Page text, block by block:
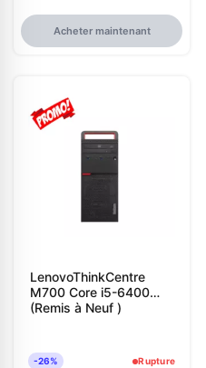
Acheter maintenant
LenovoThinkCentre
M700 Core i5-6400
(Remis à Neuf )
-26% Rupture